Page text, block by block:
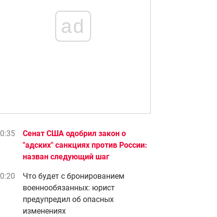
ad
Сенат США одобрил закон о
"адских" санкциях против России:
назван следующий шаг
Что будет с бронированием
военнообязанных: юрист
предупредил об опасных
изменениях